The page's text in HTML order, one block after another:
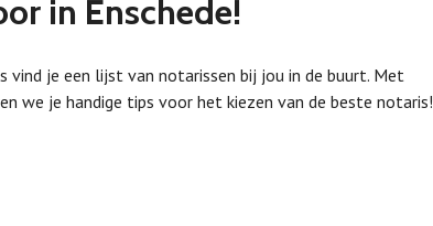
in Enschede!
vind je een lijst van notarissen bij jou in de buurt. Met
we je handige tips voor het kiezen van de beste notaris!